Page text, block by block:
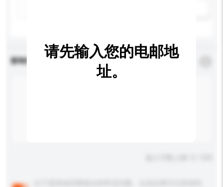
查询内容 * 必须填写
请先输入您的电邮地
址。